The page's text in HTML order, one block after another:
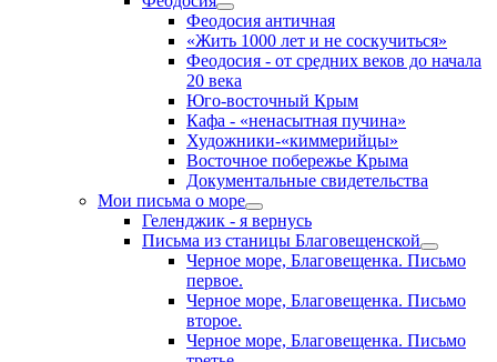
Феодосия античная
«Жить 1000 лет и не соскучиться»
Феодосия - от средних веков до начала
20 века
Юго-восточный Крым
Кафа - «ненасытная пучина»
Художники-«киммерийцы»
Восточное побережье Крыма
Документальные свидетельства
Мои письма о море
Геленджик - я вернусь
Письма из станицы Благовещенской
Черное море, Благовещенка. Письмо
первое.
Черное море, Благовещенка. Письмо
второе.
Черное море, Благовещенка. Письмо